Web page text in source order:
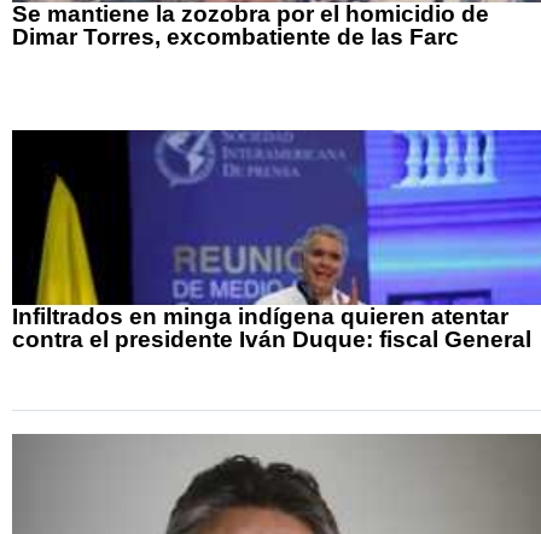
Se mantiene la zozobra por el homicidio de
Dimar Torres, excombatiente de las Farc
Infiltrados en minga indígena quieren atentar
contra el presidente Iván Duque: fiscal General